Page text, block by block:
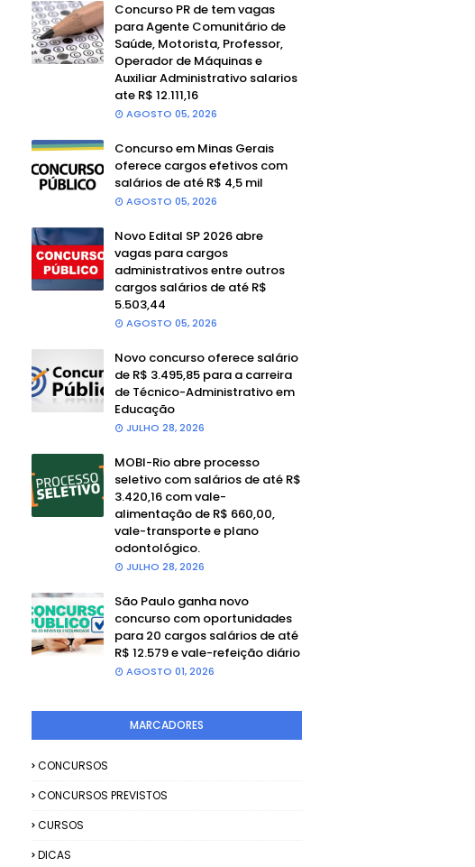
Concurso PR de tem vagas
para Agente Comunitário de
Saúde, Motorista, Professor,
Operador de Máquinas e
Auxiliar Administrativo salarios
ate R$ 12.111,16
AGOSTO 05, 2026
Concurso em Minas Gerais
oferece cargos efetivos com
salários de até R$ 4,5 mil
AGOSTO 05, 2026
Novo Edital SP 2026 abre
vagas para cargos
administrativos entre outros
cargos salários de até R$
5.503,44
AGOSTO 05, 2026
Novo concurso oferece salário
de R$ 3.495,85 para a carreira
de Técnico-Administrativo em
Educação
JULHO 28, 2026
MOBI-Rio abre processo
seletivo com salários de até R$
3.420,16 com vale-
alimentação de R$ 660,00,
vale-transporte e plano
odontológico.
JULHO 28, 2026
São Paulo ganha novo
concurso com oportunidades
para 20 cargos salários de até
R$ 12.579 e vale-refeição diário
AGOSTO 01, 2026
MARCADORES
CONCURSOS
CONCURSOS PREVISTOS
CURSOS
DICAS